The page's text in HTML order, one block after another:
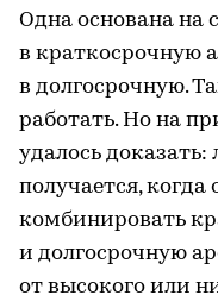
Одна основана на
в краткосрочную
в долгосрочную.
работать. Но на
удалось
получается, когда
комбинировать
и долгосрочную
от высокого или